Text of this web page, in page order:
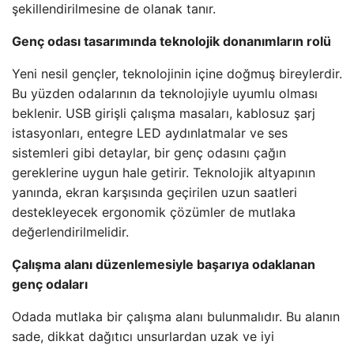
şekillendirilmesine de olanak tanır.
Genç odası tasarımında teknolojik donanımların rolü
Yeni nesil gençler, teknolojinin içine doğmuş bireylerdir.
Bu yüzden odalarının da teknolojiyle uyumlu olması
beklenir. USB girişli çalışma masaları, kablosuz şarj
istasyonları, entegre LED aydınlatmalar ve ses
sistemleri gibi detaylar, bir genç odasını çağın
gereklerine uygun hale getirir. Teknolojik altyapının
yanında, ekran karşısında geçirilen uzun saatleri
destekleyecek ergonomik çözümler de mutlaka
değerlendirilmelidir.
Çalışma alanı düzenlemesiyle başarıya odaklanan
genç odaları
Odada mutlaka bir çalışma alanı bulunmalıdır. Bu alanın
sade, dikkat dağıtıcı unsurlardan uzak ve iyi